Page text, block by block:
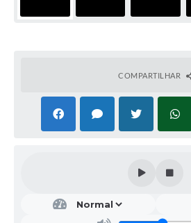
Lei Aldir Blanc
Lei de Acesso a Informação
Editais
Modelos
Nota Fiscal Eletrônica - NFSE
COMPARTILHAR